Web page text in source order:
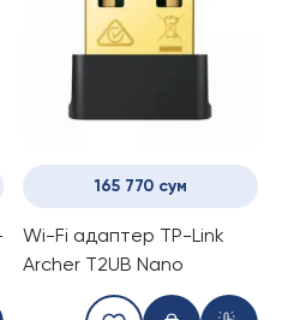
165 770 сум
Wi-Fi адаптер TP-Link
Archer T2UB Nano